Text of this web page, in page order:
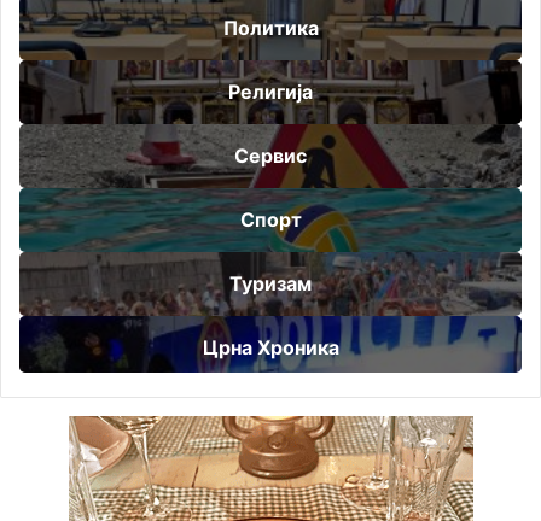
Политика
Религија
Сервис
Спорт
Туризам
Црна Хроника